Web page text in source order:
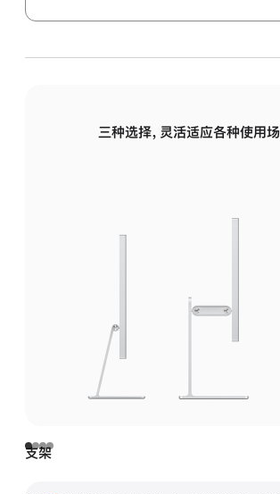
三种选择，灵活适应各种使用场
支架